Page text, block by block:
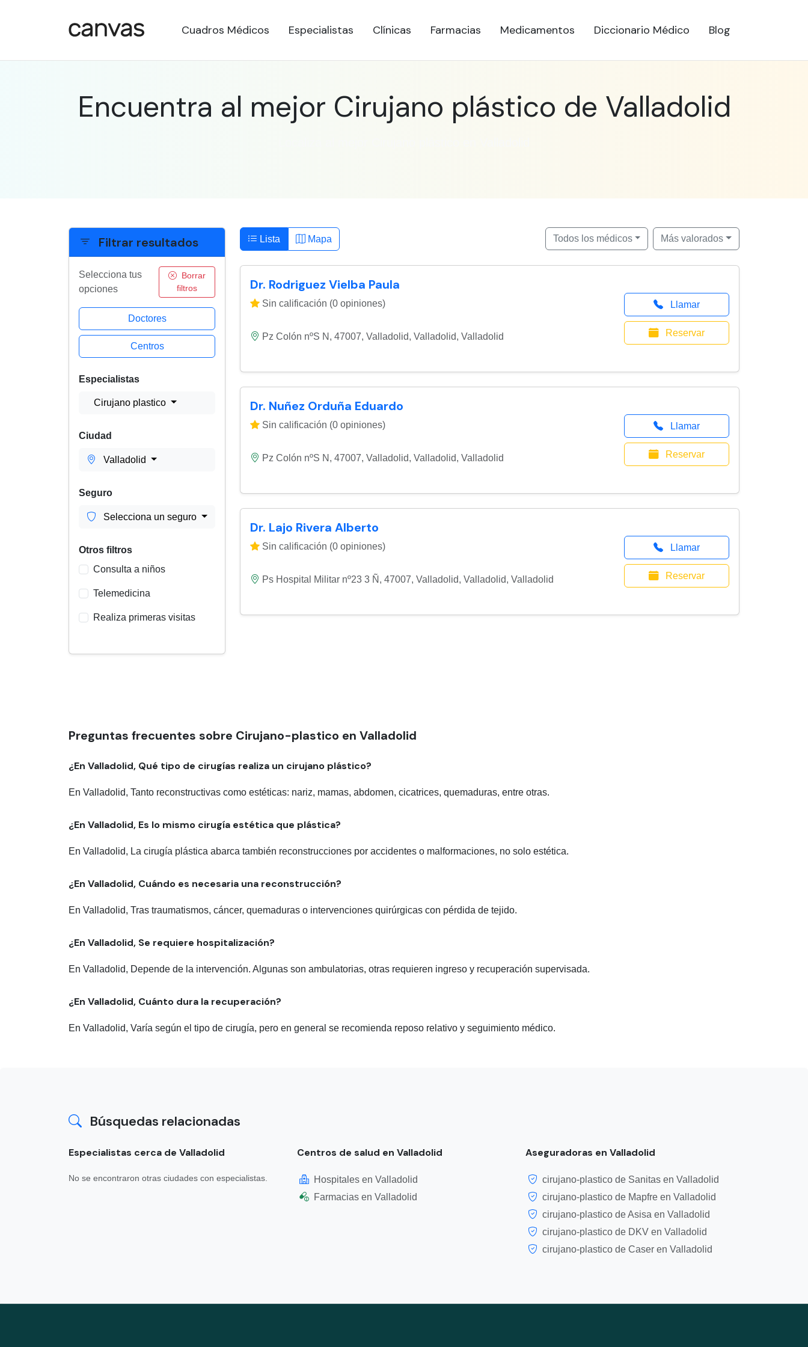
Cuadros Médicos Especialistas Clínicas Farmacias Medicamentos Diccionario Médico Blog
Encuentra al mejor Cirujano plástico de Valladolid
Filtrar resultados
Selecciona tus
opciones
Borrar
filtros
Doctores
Centros
Especialistas
Cirujano plastico
Ciudad
Valladolid
Seguro
Selecciona un seguro
Otros filtros
Consulta a niños
Telemedicina
Realiza primeras visitas
Lista Mapa Todos los médicos Más valorados
Dr. Rodriguez Vielba Paula
Sin calificación (0 opiniones)
Pz Colón nºS N, 47007, Valladolid, Valladolid, Valladolid
Llamar
Reservar
Dr. Nuñez Orduña Eduardo
Sin calificación (0 opiniones)
Pz Colón nºS N, 47007, Valladolid, Valladolid, Valladolid
Llamar
Reservar
Dr. Lajo Rivera Alberto
Sin calificación (0 opiniones)
Ps Hospital Militar nº23 3 Ñ, 47007, Valladolid, Valladolid, Valladolid
Llamar
Reservar
Preguntas frecuentes sobre Cirujano-plastico en Valladolid
¿En Valladolid, Qué tipo de cirugías realiza un cirujano plástico?
En Valladolid, Tanto reconstructivas como estéticas: nariz, mamas, abdomen, cicatrices, quemaduras, entre otras.
¿En Valladolid, Es lo mismo cirugía estética que plástica?
En Valladolid, La cirugía plástica abarca también reconstrucciones por accidentes o malformaciones, no solo estética.
¿En Valladolid, Cuándo es necesaria una reconstrucción?
En Valladolid, Tras traumatismos, cáncer, quemaduras o intervenciones quirúrgicas con pérdida de tejido.
¿En Valladolid, Se requiere hospitalización?
En Valladolid, Depende de la intervención. Algunas son ambulatorias, otras requieren ingreso y recuperación supervisada.
¿En Valladolid, Cuánto dura la recuperación?
En Valladolid, Varía según el tipo de cirugía, pero en general se recomienda reposo relativo y seguimiento médico.
Búsquedas relacionadas
Especialistas cerca de Valladolid
No se encontraron otras ciudades con especialistas.
Centros de salud en Valladolid
Hospitales en Valladolid
Farmacias en Valladolid
Aseguradoras en Valladolid
cirujano-plastico de Sanitas en Valladolid
cirujano-plastico de Mapfre en Valladolid
cirujano-plastico de Asisa en Valladolid
cirujano-plastico de DKV en Valladolid
cirujano-plastico de Caser en Valladolid